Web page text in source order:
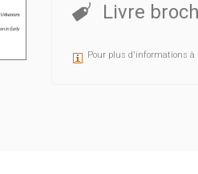
Livre
Pour plus d'informations à